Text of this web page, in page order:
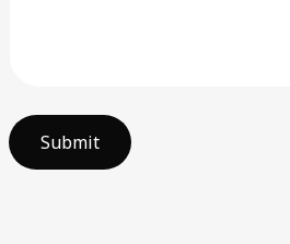
Submit